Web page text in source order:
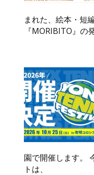
まれた、絵本・短
『MORIBITO』の
園で開催します。
トは、